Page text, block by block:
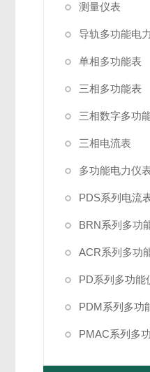
测量仪表
导轨多功能电
单相多功能表
三相多功能表
三相数字多功
三相电流表
多功能电力仪
PDS系列电流
BRN系列多功
ACR系列多功
PD系列多功能
PDM系列多功
PMAC系列多